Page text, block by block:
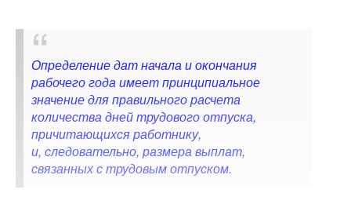
Определение дат начала и окончания
рабочего года имеет принципиальное
значение для правильного расчета
количества дней трудового отпуска,
причитающихся работнику,
и, следовательно, размера выплат,
связанных с трудовым отпуском.